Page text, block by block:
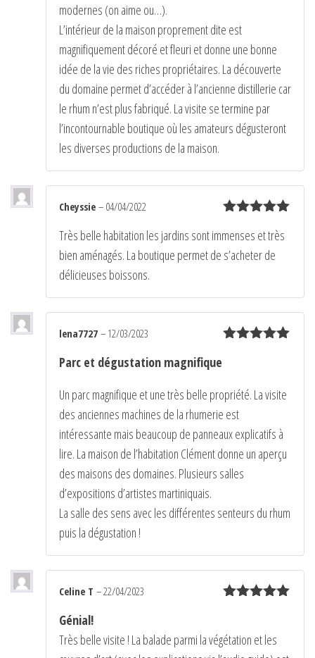
modernes (on aime ou…).
L’intérieur de la maison proprement dite est
magnifiquement décoré et fleuri et donne une bonne
idée de la vie des riches propriétaires. La découverte
du domaine permet d’accéder à l’ancienne distillerie car
le rhum n’est plus fabriqué. La visite se termine par
l’incontournable boutique où les amateurs dégusteront
les diverses productions de la maison.
5
Cheyssie – 04/04/2022
Très belle habitation les jardins sont immenses et très
bien aménagés. La boutique permet de s’acheter de
délicieuses boissons.
lena7727 – 12/03/2023
Parc et dégustation magnifique
Un parc magnifique et une très belle propriété. La visite
des anciennes machines de la rhumerie est
intéressante mais beaucoup de panneaux explicatifs à
lire. La maison de l’habitation Clément donne un aperçu
des maisons des domaines. Plusieurs salles
d’expositions d’artistes martiniquais.
La salle des sens avec les différentes senteurs du rhum
puis la dégustation !
Celine T –22/04/2023
Génial!
Très belle visite ! La balade parmi la végétation et les